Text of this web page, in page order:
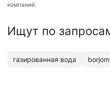
компаний.
Ищут по
газированная вода